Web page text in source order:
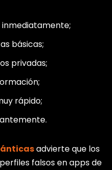
básicas;
privadas;
rápido;
advierte que los
falsos en apps de